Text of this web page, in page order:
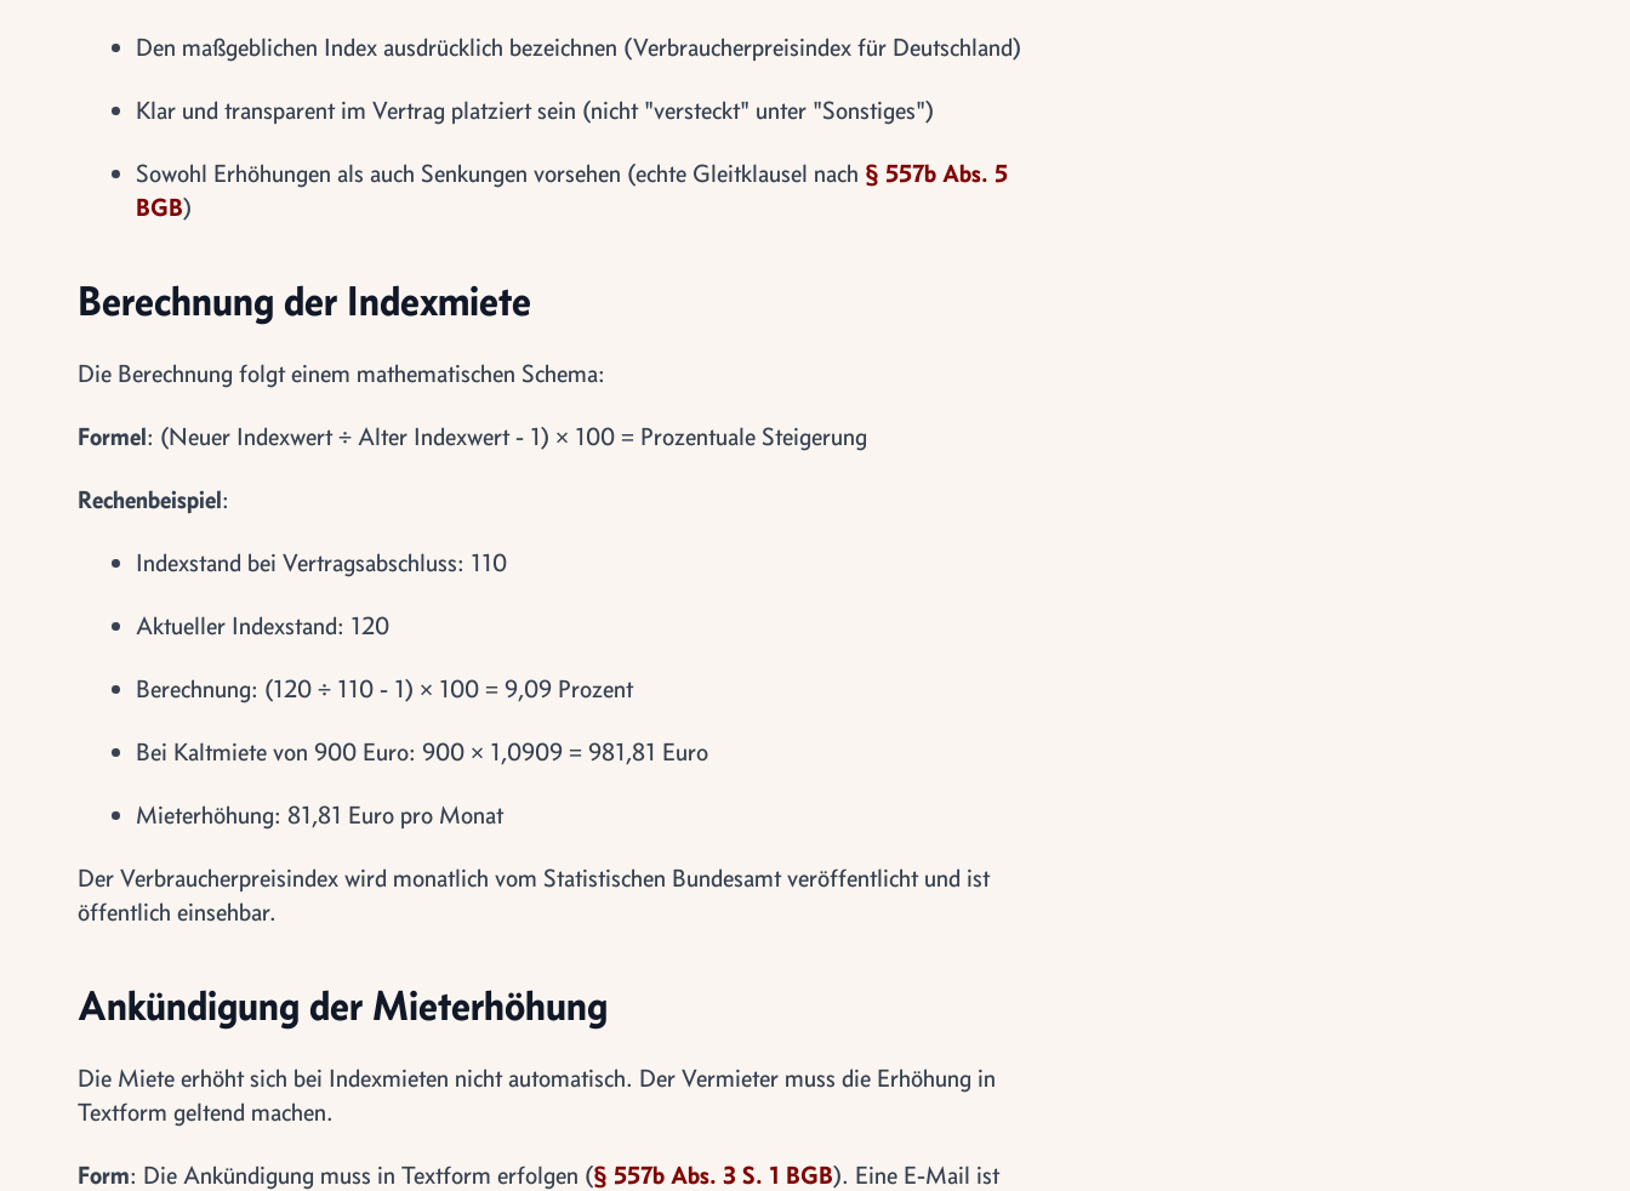
Den maßgeblichen Index ausdrücklich bezeichnen (Verbraucherpreisindex für Deutschland)
Klar und transparent im Vertrag platziert sein (nicht "versteckt" unter "Sonstiges")
Sowohl Erhöhungen als auch Senkungen vorsehen (echte Gleitklausel nach § 557b Abs. 5
BGB)
Berechnung der Indexmiete
Die Berechnung folgt einem mathematischen Schema:
Formel: (Neuer Indexwert ÷ Alter Indexwert - 1) × 100 = Prozentuale Steigerung
Rechenbeispiel:
Indexstand bei Vertragsabschluss: 110
Aktueller Indexstand: 120
Berechnung: (120 ÷ 110 - 1) × 100 = 9,09 Prozent
Bei Kaltmiete von 900 Euro: 900 × 1,0909 = 981,81 Euro
Mieterhöhung: 81,81 Euro pro Monat
Der Verbraucherpreisindex wird monatlich vom Statistischen Bundesamt veröffentlicht und ist
öffentlich einsehbar.
Ankündigung der Mieterhöhung
Die Miete erhöht sich bei Indexmieten nicht automatisch. Der Vermieter muss die Erhöhung in
Textform geltend machen.
Form: Die Ankündigung muss in Textform erfolgen (§ 557b Abs. 3 S. 1 BGB). Eine E-Mail ist